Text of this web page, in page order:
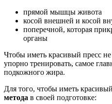
прямой мышцы живота
косой внешней и косой
поперечной, которая
органы
Чтобы иметь красивый пресс не
упорно тренировать, самое
подкожного жира.
Для того, чтобы иметь
метода в своей подготовке: